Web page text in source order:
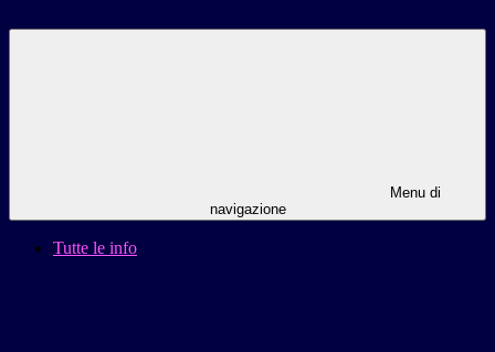
Menu di
navigazione
Tutte le info